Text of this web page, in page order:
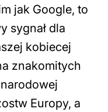
jak Google, to
sygnał dla
kobiecej
znakomitych
Europy, a